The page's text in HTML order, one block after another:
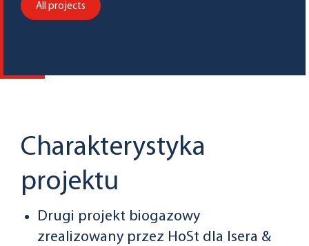
All projects
Charakterystyka
projektu
Drugi projekt biogazowy
zrealizowany przez HoSt dla Isera &